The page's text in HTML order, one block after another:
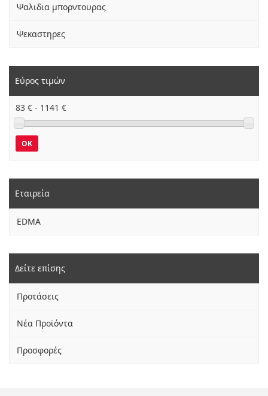
Ψαλιδια μπορντουρας
Ψεκαστηρες
Εύρος τιμών
83 € - 1141 €
OK
Εταιρεία
EDMA
Δείτε επίσης
Προτάσεις
Νέα Προϊόντα
Προσφορές